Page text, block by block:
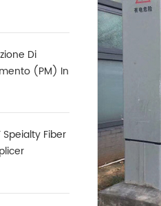
Di
(PM) In
Speialty Fiber